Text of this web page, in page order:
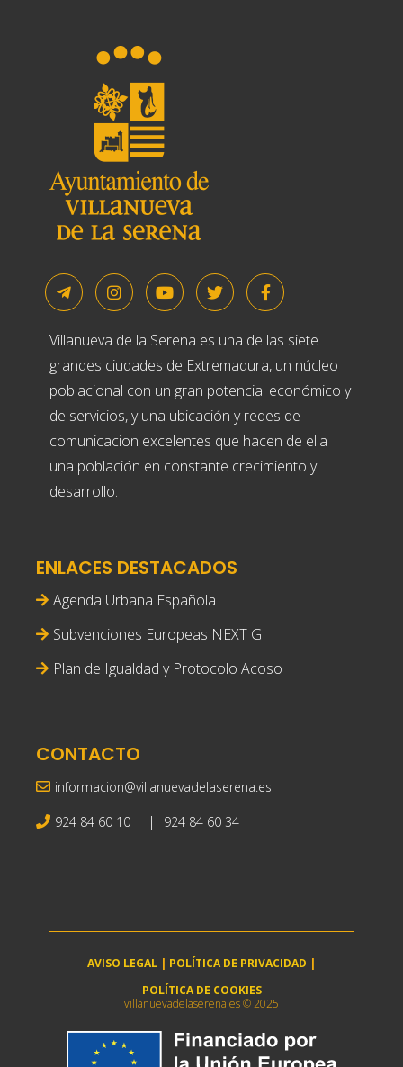
Villanueva de la Serena es una de las siete
grandes ciudades de Extremadura, un núcleo
poblacional con un gran potencial económico y
de servicios, y una ubicación y redes de
comunicacion excelentes que hacen de ella
una población en constante crecimiento y
desarrollo.
ENLACES DESTACADOS
Agenda Urbana Española
Subvenciones Europeas NEXT G
Plan de Igualdad y Protocolo Acoso
CONTACTO
informacion@villanuevadelaserena.es
924 84 60 10 | 924 84 60 34
AVISO LEGAL | POLÍTICA DE PRIVACIDAD |
POLÍTICA DE COOKIES
villanuevadelaserena.es © 2025